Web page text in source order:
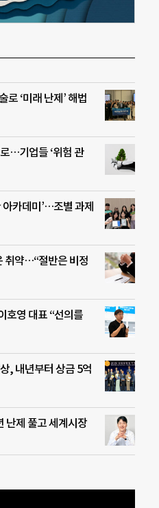
‘미래 난제’ 해법
…기업들 ‘위험 관
아카데미’…조별 과제
취약…“절반은 비정
호영 대표 “선의를
, 내년부터 상금 5억
난제 풀고 세계시장